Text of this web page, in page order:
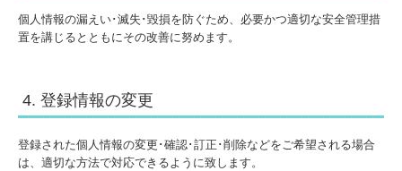
個人情報の漏えい･滅失･毀損を防ぐため、必要かつ適切な安全管理措
置を講じるとともにその改善に努めます。
4. 登録情報の変更
登録された個人情報の変更･確認･訂正･削除などをご希望される場合
は、適切な方法で対応できるように致します。